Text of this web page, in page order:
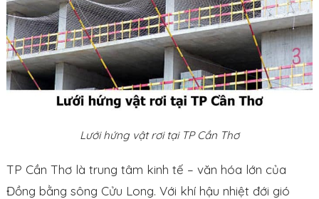
Lưới hứng vật rơi tại TP Cần Thơ
TP Cần Thơ là trung tâm kinh tế – văn hóa lớn của
Đồng bằng sông Cửu Long. Với khí hậu nhiệt đới gió